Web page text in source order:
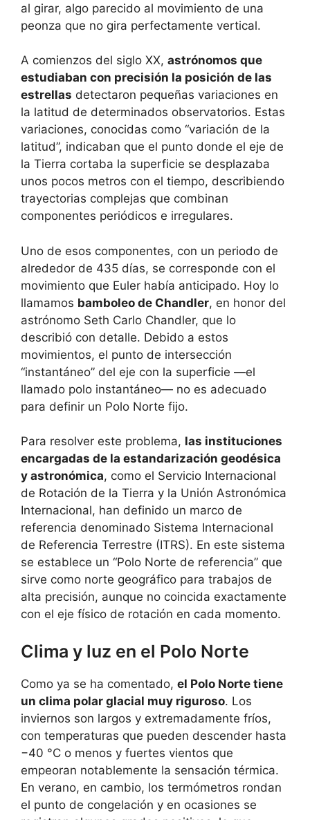
al girar, algo parecido al movimiento de una
peonza que no gira perfectamente vertical.
A comienzos del siglo XX, astrónomos que
estudiaban con precisión la posición de las
estrellas detectaron pequeñas variaciones en
la latitud de determinados observatorios. Estas
variaciones, conocidas como “variación de la
latitud”, indicaban que el punto donde el eje de
la Tierra cortaba la superficie se desplazaba
unos pocos metros con el tiempo, describiendo
trayectorias complejas que combinan
componentes periódicos e irregulares.
Uno de esos componentes, con un periodo de
alrededor de 435 días, se corresponde con el
movimiento que Euler había anticipado. Hoy lo
llamamos bamboleo de Chandler, en honor del
astrónomo Seth Carlo Chandler, que lo
describió con detalle. Debido a estos
movimientos, el punto de intersección
“instantáneo” del eje con la superficie —el
llamado polo instantáneo— no es adecuado
para definir un Polo Norte fijo.
Para resolver este problema, las instituciones
encargadas de la estandarización geodésica
y astronómica, como el Servicio Internacional
de Rotación de la Tierra y la Unión Astronómica
Internacional, han definido un marco de
referencia denominado Sistema Internacional
de Referencia Terrestre (ITRS). En este sistema
se establece un “Polo Norte de referencia” que
sirve como norte geográfico para trabajos de
alta precisión, aunque no coincida exactamente
con el eje físico de rotación en cada momento.
Clima y luz en el Polo Norte
Como ya se ha comentado, el Polo Norte tiene
un clima polar glacial muy riguroso. Los
inviernos son largos y extremadamente fríos,
con temperaturas que pueden descender hasta
−40 °C o menos y fuertes vientos que
empeoran notablemente la sensación térmica.
En verano, en cambio, los termómetros rondan
el punto de congelación y en ocasiones se